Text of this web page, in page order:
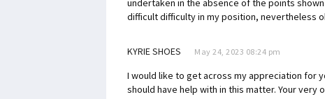
undertaken in the absence of the points
difficult difficulty in my position, nevertheless
KYRIE SHOES May 24, 2023 08:24 pm
I would like to get across my appreciation for
should have help with in this matter. Your